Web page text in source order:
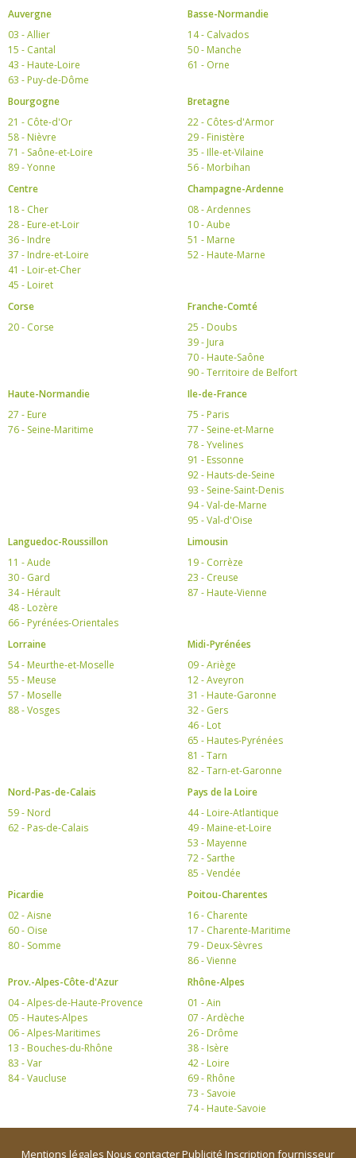
Auvergne
03 - Allier
15 - Cantal
43 - Haute-Loire
63 - Puy-de-Dôme
Basse-Normandie
14 - Calvados
50 - Manche
61 - Orne
Bourgogne
21 - Côte-d'Or
58 - Nièvre
71 - Saône-et-Loire
89 - Yonne
Bretagne
22 - Côtes-d'Armor
29 - Finistère
35 - Ille-et-Vilaine
56 - Morbihan
Centre
18 - Cher
28 - Eure-et-Loir
36 - Indre
37 - Indre-et-Loire
41 - Loir-et-Cher
45 - Loiret
Champagne-Ardenne
08 - Ardennes
10 - Aube
51 - Marne
52 - Haute-Marne
Corse
20 - Corse
Franche-Comté
25 - Doubs
39 - Jura
70 - Haute-Saône
90 - Territoire de Belfort
Haute-Normandie
27 - Eure
76 - Seine-Maritime
Ile-de-France
75 - Paris
77 - Seine-et-Marne
78 - Yvelines
91 - Essonne
92 - Hauts-de-Seine
93 - Seine-Saint-Denis
94 - Val-de-Marne
95 - Val-d'Oise
Languedoc-Roussillon
11 - Aude
30 - Gard
34 - Hérault
48 - Lozère
66 - Pyrénées-Orientales
Limousin
19 - Corrèze
23 - Creuse
87 - Haute-Vienne
Lorraine
54 - Meurthe-et-Moselle
55 - Meuse
57 - Moselle
88 - Vosges
Midi-Pyrénées
09 - Ariège
12 - Aveyron
31 - Haute-Garonne
32 - Gers
46 - Lot
65 - Hautes-Pyrénées
81 - Tarn
82 - Tarn-et-Garonne
Nord-Pas-de-Calais
59 - Nord
62 - Pas-de-Calais
Pays de la Loire
44 - Loire-Atlantique
49 - Maine-et-Loire
53 - Mayenne
72 - Sarthe
85 - Vendée
Picardie
02 - Aisne
60 - Oise
80 - Somme
Poitou-Charentes
16 - Charente
17 - Charente-Maritime
79 - Deux-Sèvres
86 - Vienne
Prov.-Alpes-Côte-d'Azur
04 - Alpes-de-Haute-Provence
05 - Hautes-Alpes
06 - Alpes-Maritimes
13 - Bouches-du-Rhône
83 - Var
84 - Vaucluse
Rhône-Alpes
01 - Ain
07 - Ardèche
26 - Drôme
38 - Isère
42 - Loire
69 - Rhône
73 - Savoie
74 - Haute-Savoie
Mentions légales Nous contacterPublicité Inscription fournisseur